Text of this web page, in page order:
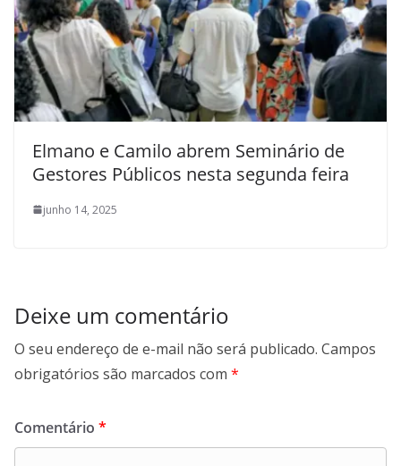
Elmano e Camilo abrem Seminário de
Gestores Públicos nesta segunda feira
junho 14, 2025
Deixe um comentário
O seu endereço de e-mail não será publicado. Campos
obrigatórios são marcados com *
Comentário *